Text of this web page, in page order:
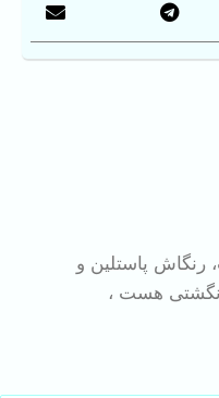
رنگاش پاستلین و
هست ،